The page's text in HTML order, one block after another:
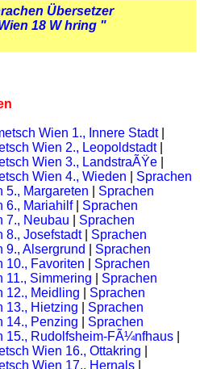
Übersetzer
18 W hring "
Wien 1., Innere Stadt|
Wien 2., Leopoldstadt|
Wien 3., LandstraÃŸe
Wien 4., Wieden
Sprachen
5., Margareten
Sprachen
6., Mariahilf| Sprachen
7., Neubau
Sprachen
8., Josefstadt| Sprachen
9., Alsergrund
Sprachen
10., Favoriten
Sprachen
11., Simmering
Sprachen
12., Meidling
Sprachen
13., Hietzing
Sprachen
14., Penzing
Sprachen
15., Rudolfsheim-FÃ¼nfhaus
Wien 16., Ottakring
Wien 17., Hernals